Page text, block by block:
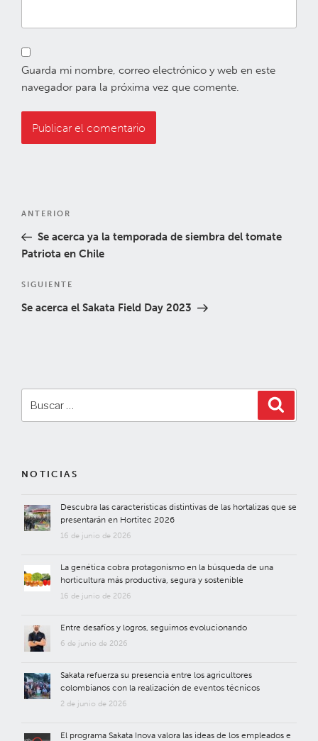
Guarda mi nombre, correo electrónico y web en este
navegador para la próxima vez que comente.
Navegación
entradas
Entrada
anterior:
ANTERIOR
Se acerca ya la temporada de siembra del tomate
Patriota en Chile
Siguiente
entrada
SIGUIENTE
Se acerca el Sakata Field Day 2023
NOTICIAS
Descubra las características distintivas de las hortalizas que se
presentarán en Hortitec 2026
16 de junio de 2026
La genética cobra protagonismo en la búsqueda de una
horticultura más productiva, segura y sostenible
16 de junio de 2026
Entre desafíos y logros, seguimos evolucionando
6 de junio de 2026
Sakata refuerza su presencia entre los agricultores
colombianos con la realización de eventos técnicos
2 de junio de 2026
El programa Sakata Inova valora las ideas de los empleados e